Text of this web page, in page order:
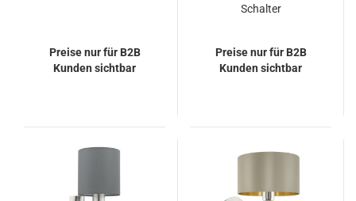
Preise nur für B2B
Kunden sichtbar
Schalter
Preise nur für B2B
Kunden sichtbar